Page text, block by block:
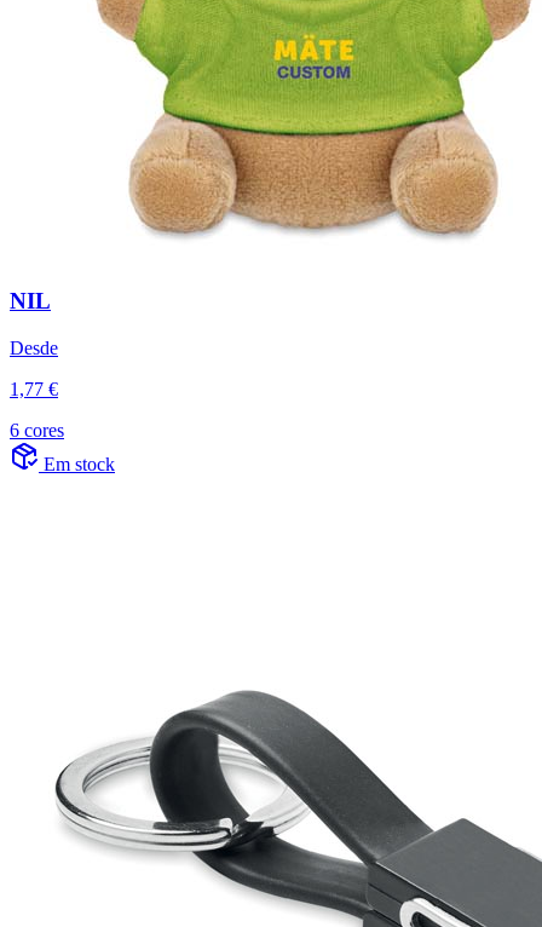
NIL
Desde
1,77 €
6 cores
Em stock